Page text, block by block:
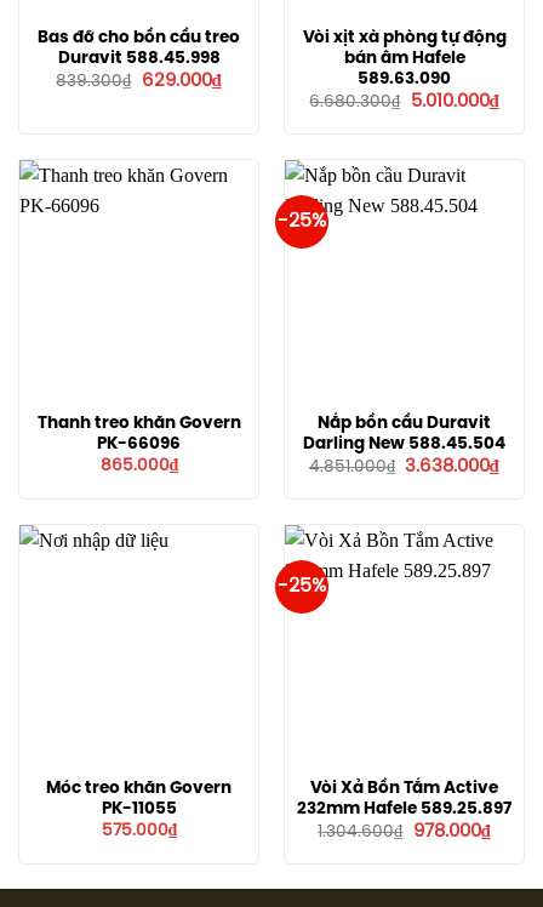
Bas đỡ cho bồn cầu treo
Duravit 588.45.998
839.300₫
Giá
629.000₫Giá
Vòi xịt xà phòng tự động
bán âm Hafele
589.63.090
6.680.300₫
Giá
5.010.000₫Giá
Thanh treo khăn Govern
PK-66096
865.000₫
-25%
Nắp bồn cầu Duravit
Darling New 588.45.504
4.851.000₫ Giá
3.638.000₫Giá
Móc treo khăn Govern
PK-11055
575.000₫
-25%
Vòi Xả Bồn Tắm Active
232mm Hafele 589.25.897
1.304.600₫
Giá
978.000₫Giá